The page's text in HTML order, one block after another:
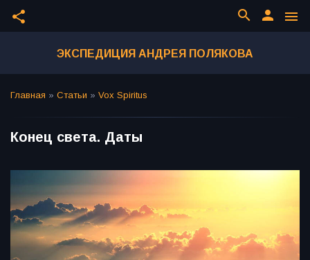
share menu
person
search
ЭКСПЕДИЦИЯ АНДРЕЯ ПОЛЯКОВА
Главная » Статьи » Vox Spiritus
Конец света. Даты